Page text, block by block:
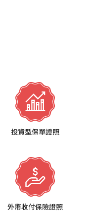
投資型保單證照
外幣收付保險證照